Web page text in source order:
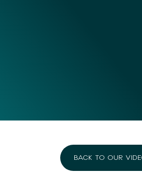
BACK TO OUR